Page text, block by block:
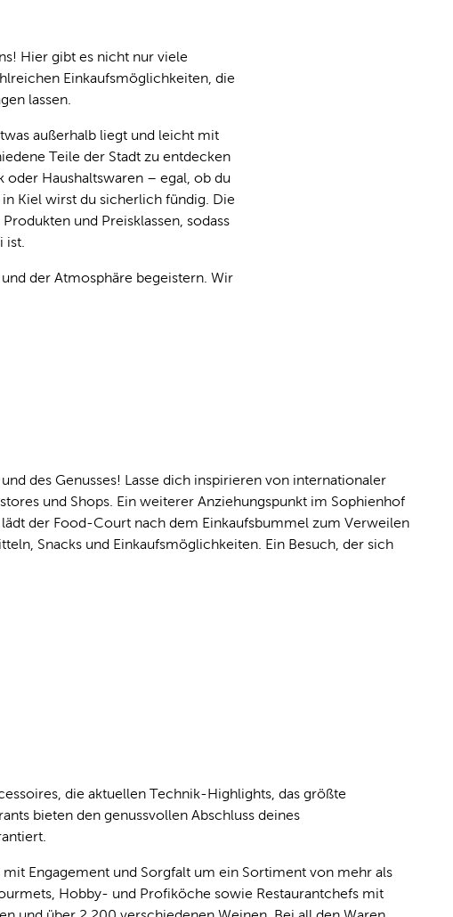
Hier gibt es nicht nur viele
Einkaufsmöglichkeiten, die
lassen.
außerhalb liegt und leicht mit
Teile der Stadt zu entdecken
oder Haushaltswaren – egal, ob du
Kiel wirst du sicherlich fündig. Die
und Preisklassen, sodass
ist.
der Atmosphäre begeistern. Wir
des Genusses! Lasse dich inspirieren von internationaler
und Shops. Ein weiterer Anziehungspunkt im Sophienhof
der Food-Court nach dem Einkaufsbummel zum Verweilen
Snacks und Einkaufsmöglichkeiten. Ein Besuch, der sich
die aktuellen Technik-Highlights, das größte
bieten den genussvollen Abschluss deines
Engagement und Sorgfalt um ein Sortiment von mehr als
Hobby- und Profiköche sowie Restaurantchefs mit